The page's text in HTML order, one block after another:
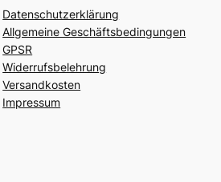
Datenschutzerklärung
Allgemeine Geschäftsbedingungen
GPSR
Widerrufsbelehrung
Versandkosten
Impressum